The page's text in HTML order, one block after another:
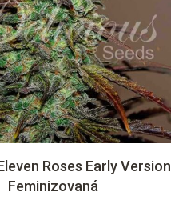
Roses Early Version
Feminizovaná